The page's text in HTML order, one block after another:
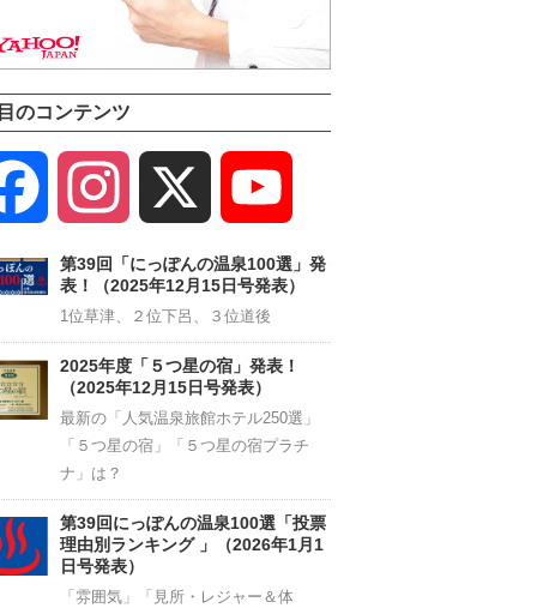
のコンテンツ
Facebook Instagram
Channel
第39回「にっぽんの温泉100選」発
表！（2025年12月15日号発表）
1位草津、２位下呂、３位道後
2025年度「５つ星の宿」発表！
（2025年12月15日号発表）
最新の「人気温泉旅館ホテル250選」
「５つ星の宿」「５つ星の宿プラチ
ナ」は？
第39回にっぽんの温泉100選「投票
理由別ランキング 」（2026年1月1
日号発表）
「雰囲気」「見所・レジャー＆体